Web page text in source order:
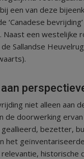
een van deze
‘Canadese
Naast een westelijke
Sallandse
niet alleen aan
de doorwerking
bezetter,
het
historische